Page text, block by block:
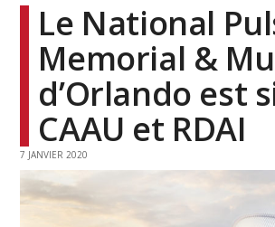
Le National
Memorial &
d’Orlando est
CAAU et RDAI
7 JANVIER 2020